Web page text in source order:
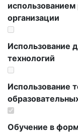
использованием
организации
Использование
технологий
Использование
Обучение в